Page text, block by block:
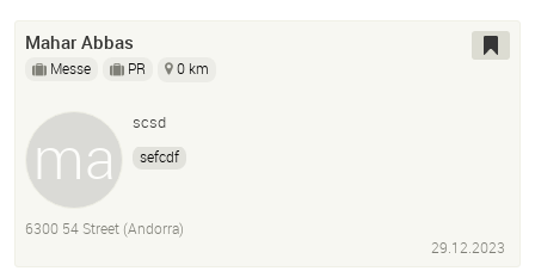
Mahar Abbas
Messe PR 0 km
scsd
sefcdf
6300 54 Street (Andorra)
29.12.2023